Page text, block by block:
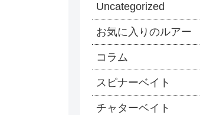
Uncategorized
お気に入りのルアー
コラム
スピナーベイト
チャターベイト